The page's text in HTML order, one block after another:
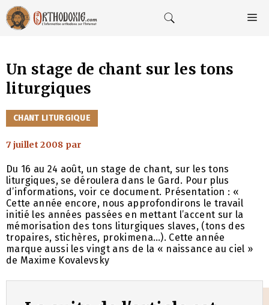
Aller
au
contenu
Un stage de chant sur les tons
liturgiques
CATÉGORIES
CHANT LITURGIQUE
7 juillet 2008 par
Du 16 au 24 août, un stage de chant, sur les tons
liturgiques, se déroulera dans le Gard. Pour plus
d’informations, voir ce document. Présentation : «
Cette année encore, nous approfondirons le travail
initié les années passées en mettant l’accent sur la
mémorisation des tons liturgiques slaves, (tons des
tropaires, stichères, prokimena…). Cette année
marque aussi les vingt ans de la « naissance au ciel »
de Maxime Kovalevsky